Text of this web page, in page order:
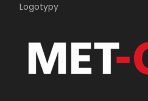
Logotypy